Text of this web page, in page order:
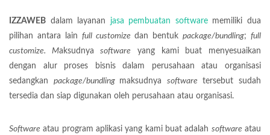
IZZAWEB dalam layanan jasa pembuatan softwarememiliki dua
pilihan antara lain full customize dan bentukpackage/bundling; full
customize. Maksudnyasoftware yang kami buat menyesuaikan
dengan alur proses bisnis dalam perusahaan atau organisasi
sedangkan package/bundling maksudnya software tersebut sudah
tersedia dan siap digunakan oleh perusahaan atau organisasi.
Software atau program aplikasi yang kami buat adalah software atau